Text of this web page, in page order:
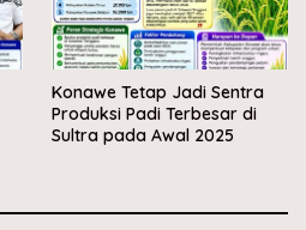
Konawe Tetap Jadi Sentra
Produksi Padi Terbesar di
Sultra pada Awal 2025